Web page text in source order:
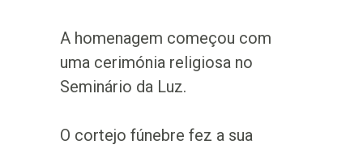
A homenagem começou com
uma cerimónia religiosa no
Seminário da Luz.
O cortejo fúnebre fez a sua